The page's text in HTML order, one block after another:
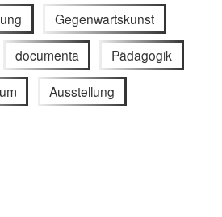
Gegenwartskunst
documenta Pädagogik
Ausstellung